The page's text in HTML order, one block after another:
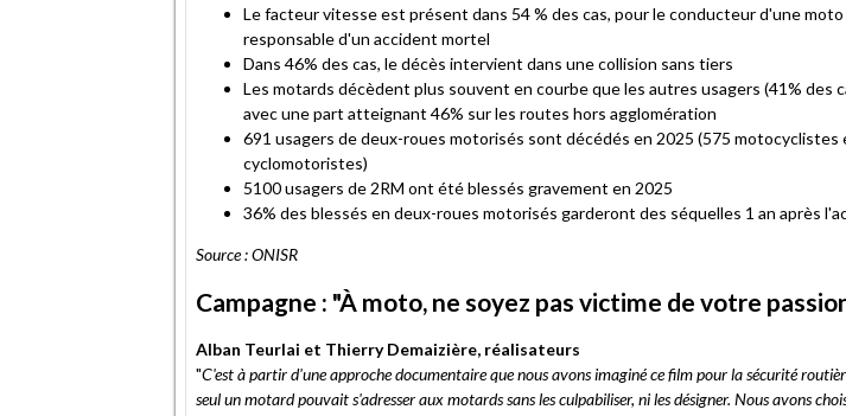
Le facteur vitesse est présent dans 54 % des cas, pour le conducteur d'une
responsable d'un accident mortel
Dans 46% des cas, le décès intervient dans une collision sans tiers
Les motards décèdent plus souvent en courbe que les autres usagers (41% des
avec une part atteignant 46% sur les routes hors agglomération
691 usagers de deux-roues motorisés sont décédés en 2025 (575 motocyclistes
cyclomotoristes)
5100 usagers de 2RM ont été blessés gravement en 2025
36% des blessés en deux-roues motorisés garderont des séquelles 1 an après
Source : ONISR
Campagne : "À moto, ne soyez pas victime de votre
Alban Teurlai et Thierry Demaizière, réalisateurs
"C'est à partir d'une approche documentaire que nous avons imaginé ce film pour la sécurité
seul un motard pouvait s'adresser aux motards sans les culpabiliser, ni les désigner. Nous avons